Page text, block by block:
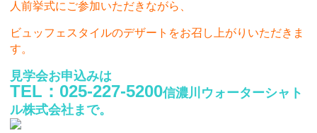
人前挙式にご参加いただきながら、
ビュッフェスタイルのデザートをお召し上がりいただきま
す。
見学会お申込みは
TEL：025-227-5200信濃川ウォーターシャト
ル株式会社まで。